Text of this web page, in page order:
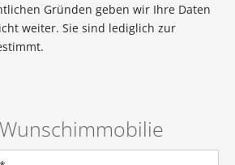
Gründen geben wir Ihre Daten
weiter. Sie sind lediglich zur